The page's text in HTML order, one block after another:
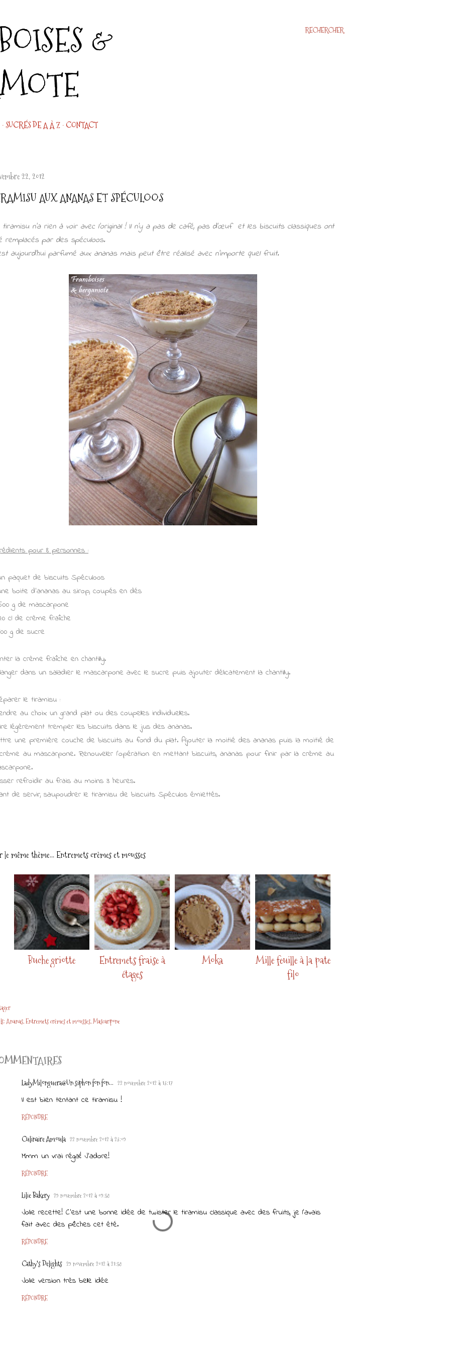
RECHERCHER
&
SUCRÉS DE A À Z CONTACT
22, 2012
AUX ANANAS ET SPÉCULOOS
tiramisu n'a rien à voir avec l'original ! Il n'y a pas de café, pas d’œuf et les biscuits classiques ont
remplacés par des spéculoos.
aujourd'hui parfumé aux ananas mais peut être réalisé avec n'importe quel fruit.
pour 8 personnes :
paquet de biscuits Spéculoos
boite d'ananas au sirop, coupés en dés
g de mascarpone
cl de crème fraîche
g de sucre
la crème fraîche en chantilly.
dans un saladier le mascarpone avec le sucre puis ajouter délicatement la chantilly.
le tiramisu :
au choix un grand plat ou des coupelles individuelles.
légèrement tremper les biscuits dans le jus des ananas.
une première couche de biscuits au fond du plat. Ajouter la moitié des ananas puis la moitié de
au mascarpone. Renouveler l'opération en mettant biscuits, ananas pour finir par la crème au
refroidir au frais au moins 3 heures.
de servir, saupoudrer le tiramisu de biscuits Spéculos émiettés.
le même thème... Entremets crèmes et mousses
Buche griotte
Entremets fraise à
étages
Moka
Mille feuille à la pate
filo
Ananas Entremets crèmes et mousses Mascarpone
LadyMilonguera@Un siphon fon fon... 22 novembre 2012 à 13:17
Il est bien tentant ce tiramisu !
RÉPONDRE
Culinaire Amoula 22 novembre 2012 à 23:09
Mmm un vrai régal! J'adore!
RÉPONDRE
Lilie Bakery 29 novembre 2012 à 09:58
Jolie recette! C'est une bonne idée de twister le tiramisu classique avec des fruits, je l'avais
fait avec des pêches cet été.
RÉPONDRE
Cathy's Delights 29 novembre 2012 à 21:58
Jolie version très belle idée
RÉPONDRE